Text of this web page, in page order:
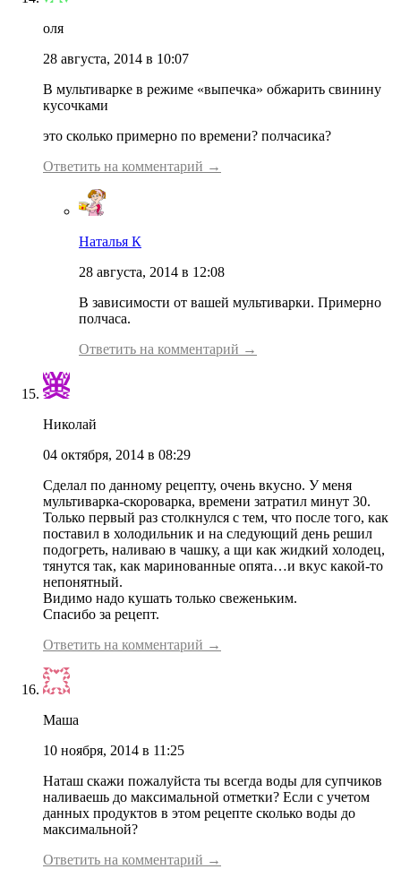
оля
28 августа, 2014 в 10:07
В мультиварке в режиме «выпечка» обжарить свинину
кусочками
это сколько примерно по времени? полчасика?
Ответить на комментарий →
Наталья К
28 августа, 2014 в 12:08
В зависимости от вашей мультиварки. Примерно
полчаса.
Ответить на комментарий →
Николай
04 октября, 2014 в 08:29
Сделал по данному рецепту, очень вкусно. У меня
мультиварка-скороварка, времени затратил минут 30.
Только первый раз столкнулся с тем, что после того, как
поставил в холодильник и на следующий день решил
подогреть, наливаю в чашку, а щи как жидкий холодец,
тянутся так, как маринованные опята…и вкус какой-то
непонятный.
Видимо надо кушать только свеженьким.
Спасибо за рецепт.
Ответить на комментарий →
Маша
10 ноября, 2014 в 11:25
Наташ скажи пожалуйста ты всегда воды для супчиков
наливаешь до максимальной отметки? Если с учетом
данных продуктов в этом рецепте сколько воды до
максимальной?
Ответить на комментарий →